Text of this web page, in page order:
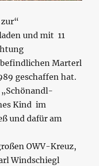
und mit 11
Marterl
geschaffen hat.
„Schönandl-
Kind im
und dafür am
OWV-Kreuz,
Windschiegl